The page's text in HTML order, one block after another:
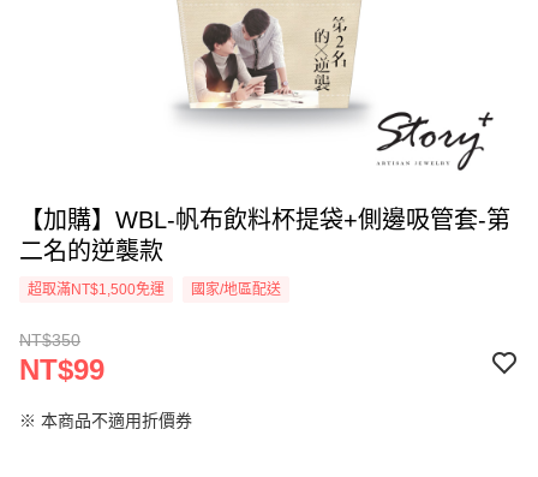
【加購】WBL-帆布飲料杯提袋+側邊吸管套-第
二名的逆襲款
超取滿NT$1,500免運 國家/地區配送
NT$350
NT$99
※ 本商品不適用折價券